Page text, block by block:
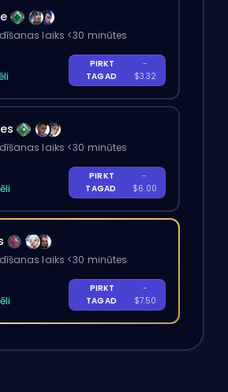
laiks <30 minūtes
PIRKT
TAGAD
-
$3.32
laiks <30 minūtes
PIRKT
TAGAD
-
$6.00
laiks <30 minūtes
PIRKT
TAGAD
-
$7.50